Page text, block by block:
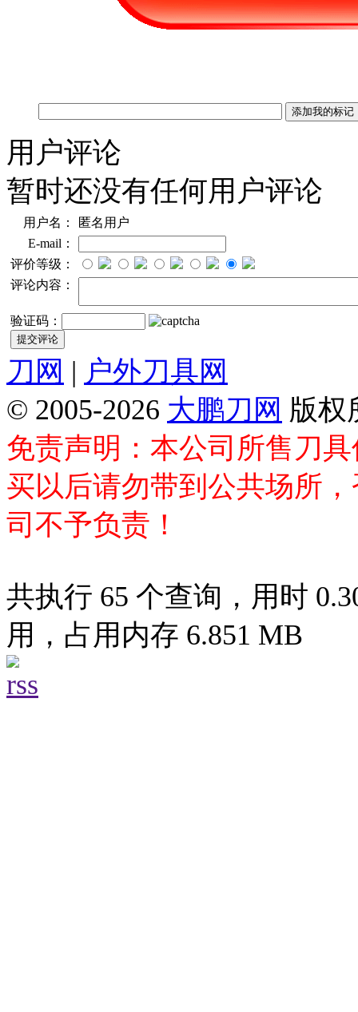
用户评论
暂时还没有任何用户评论
用户名：
匿名用户
E-mail：
评价等级：
评论内容：
验证码：
刀网 | 户外刀具网
© 2005-2026 大鹏刀网 版权
免责声明：本公司所售刀
买以后请勿带到公共场所
司不予负责！
共执行 65 个查询，用时
用，占用内存 6.851 MB